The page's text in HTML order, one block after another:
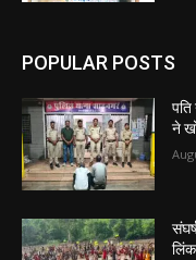
POPULAR POSTS
पति
ने